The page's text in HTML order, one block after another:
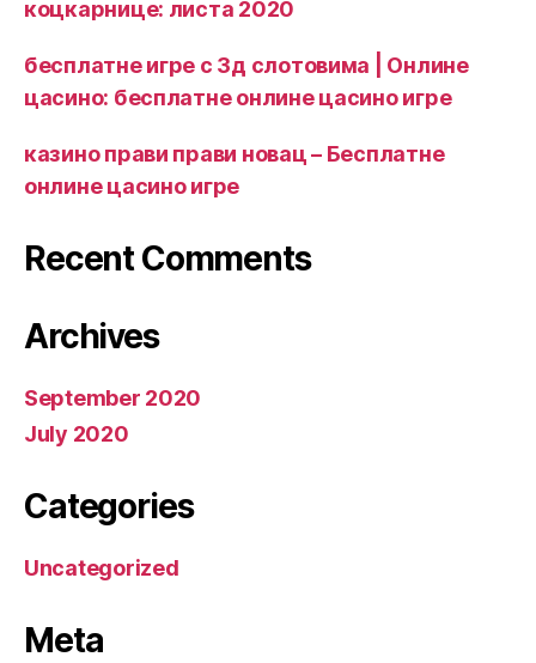
коцкарнице: листа 2020
бесплатне игре с 3д слотовима | Онлине
цасино: бесплатне онлине цасино игре
казино прави прави новац – Бесплатне
онлине цасино игре
Recent Comments
Archives
September 2020
July 2020
Categories
Uncategorized
Meta